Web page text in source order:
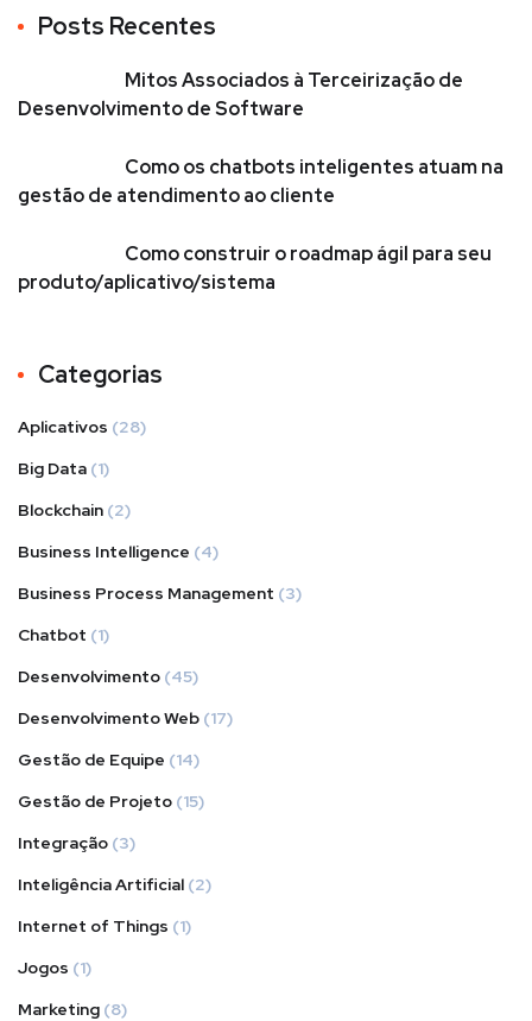
Posts Recentes
Mitos Associados à Terceirização de
Desenvolvimento de Software
Como os chatbots inteligentes atuam na
gestão de atendimento ao cliente
Como construir o roadmap ágil para seu
produto/aplicativo/sistema
Categorias
Aplicativos (28)
Big Data (1)
Blockchain (2)
Business Intelligence (4)
Business Process Management (3)
Chatbot (1)
Desenvolvimento (45)
Desenvolvimento Web (17)
Gestão de Equipe (14)
Gestão de Projeto (15)
Integração (3)
Inteligência Artificial (2)
Internet of Things (1)
Jogos (1)
Marketing (8)